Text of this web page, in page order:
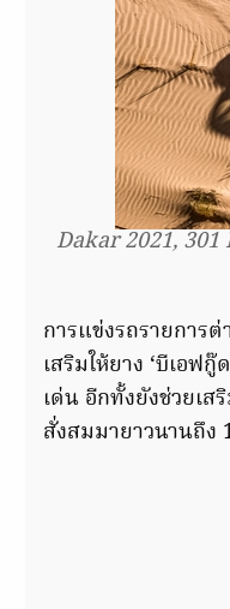
Dakar 2021,
การแข่งรถรายการต่
เสริมให้ยาง ‘บีเอ
เด่น อีกทั้งยังช่วยเ
สั่งสมมายาวนานถึง